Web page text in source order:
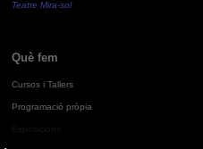
Teatre Mira-sol
Què fem
Cursos i Tallers
Programació pròpia